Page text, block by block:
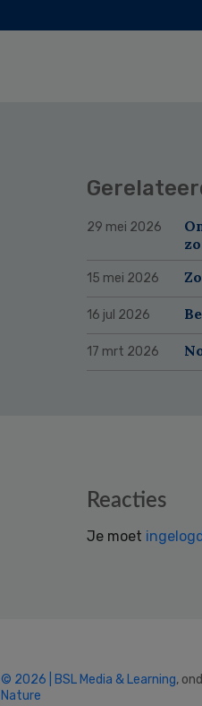
29 mei 2026
15 mei 2026
16 jul 2026
17 mrt 2026
Reacties
Je moet
© 2026 | BSL Media & Learning,
Nature